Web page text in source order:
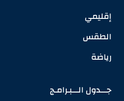
إقليمي
الطقس
رياضة
جـــدول الـــبـرامـج